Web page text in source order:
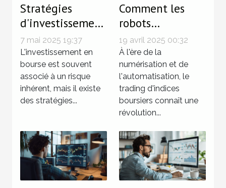
Stratégies
d'investissement
à faible risque
pour diversifier
votre
portefeuille
boursier
7 mai 2025 19:37
L'investissement en
bourse est souvent
associé à un risque
inhérent, mais il existe
des stratégies...
Comment les
robots
automatiques
transforment-ils
le trading
d'indices
boursiers ?
19 avril 2025 00:32
À l'ère de la
numérisation et de
l'automatisation, le
trading d'indices
boursiers connaît une
révolution...